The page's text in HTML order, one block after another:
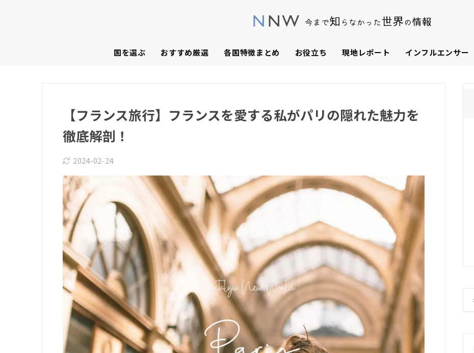
国を選ぶ おすすめ厳選 各国特徴まとめ お役立ち 現地レポート インフルエンサー
【フランス旅行】フランスを愛する私がパリの隠れた魅力を
徹底解剖！
2024-02-24